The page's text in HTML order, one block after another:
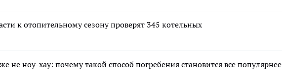
к отопительному сезону проверят 345 котельных
не ноу-хау: почему такой способ погребения становится все популярнее